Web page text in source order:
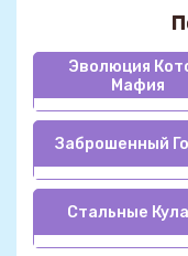
Эволюция
Мафия
Заброшенный
Стальные